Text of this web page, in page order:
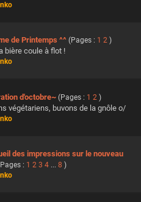
de Printemps ^^ (Pages : 1 2 )
bière coule à flot !
d'octobre~ (Pages : 1 2 )
végétariens, buvons de la gnôle o/
des impressions sur le nouveau
: 1 2 3 4 ... 8 )